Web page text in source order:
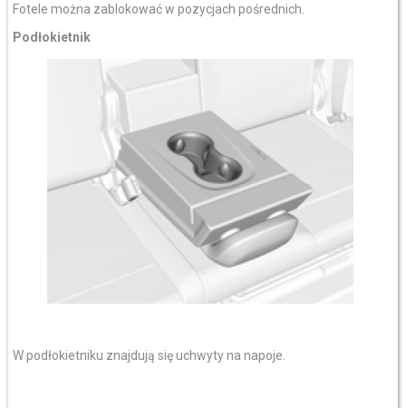
Fotele można zablokować w pozycjach pośrednich.
Podłokietnik
W podłokietniku znajdują się uchwyty na napoje.